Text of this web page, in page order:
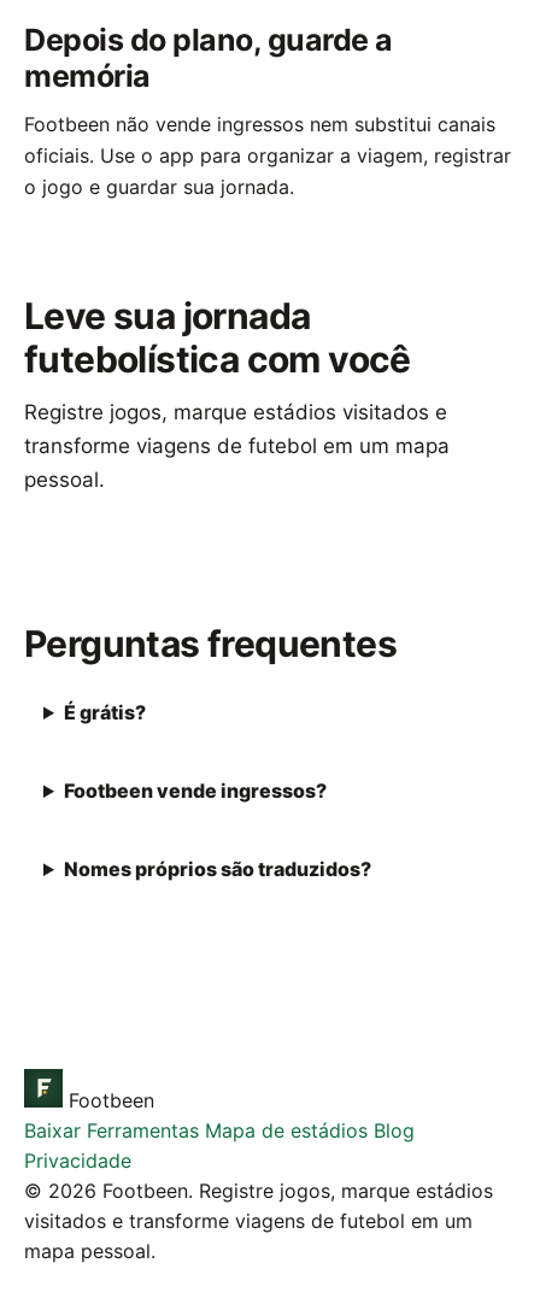
Depois do plano, guarde a
memória
Footbeen não vende ingressos nem substitui canais
oficiais. Use o app para organizar a viagem, registrar
o jogo e guardar sua jornada.
Leve sua jornada
futebolística com você
Registre jogos, marque estádios visitados e
transforme viagens de futebol em um mapa
pessoal.
Perguntas frequentes
É grátis?
Footbeen vende ingressos?
Nomes próprios são traduzidos?
Footbeen
Baixar Ferramentas Mapa de estádios Blog
Privacidade
© 2026 Footbeen. Registre jogos, marque estádios
visitados e transforme viagens de futebol em um
mapa pessoal.